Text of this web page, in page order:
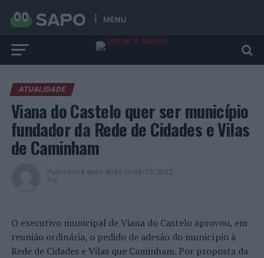
MENU
ATUALIDADE
Viana do Castelo quer ser município
fundador da Rede de Cidades e Vilas
de Caminham
Publicado 4 anos atrás on 06/10/2022
Por
O executivo municipal de Viana do Castelo aprovou, em
reunião ordinária, o pedido de adesão do município à
Rede de Cidades e Vilas que Caminham. Por proposta da